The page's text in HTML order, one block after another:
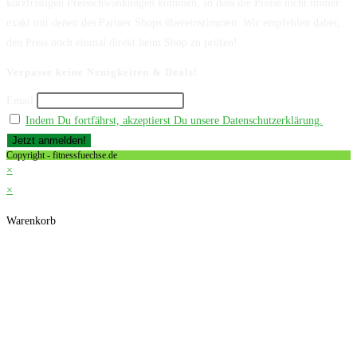
Indem Du fortfährst, akzeptierst Du unsere Datenschutzerklärung.
Copyright - fitnessfuechse.de
×
×
Warenkorb